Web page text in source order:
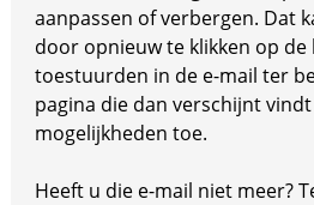
aanpassen of verbergen. Dat
door opnieuw te klikken op de
toestuurden in de e-mail ter
pagina die dan verschijnt
mogelijkheden toe.
Heeft u die e-mail niet meer?